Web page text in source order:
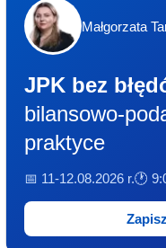
Małgorzata
JPK bez
bilansowo-
praktyce
📅 11-12.08.2026 r.🕐